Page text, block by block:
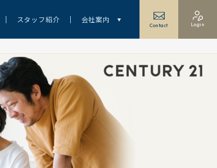
スタッフ紹介 会社案内
Contact Login